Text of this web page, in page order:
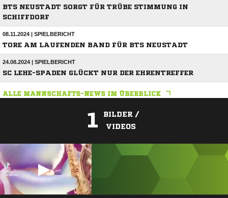
BTS NEUSTADT SORGT FÜR TRÜBE STIMMUNG IN
SCHIFFDORF
08.11.2024 | SPIELBERICHT
TORE AM LAUFENDEN BAND FÜR BTS NEUSTADT
24.08.2024 | SPIELBERICHT
SC LEHE-SPADEN GLÜCKT NUR DER EHRENTREFFER
ALLE MANNSCHAFTS-NEWS IM ÜBERBLICK
1
BILDER /
VIDEOS